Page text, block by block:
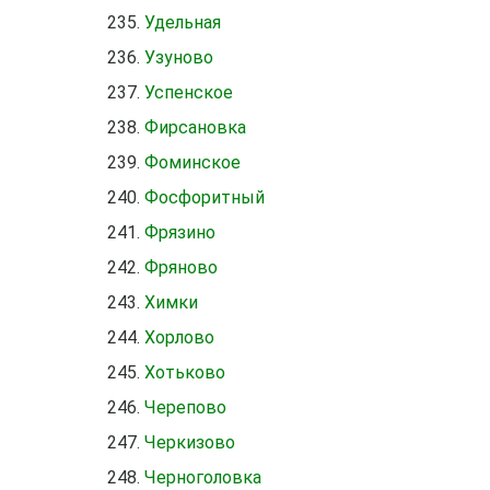
Удельная
Узуново
Успенское
Фирсановка
Фоминское
Фосфоритный
Фрязино
Фряново
Химки
Хорлово
Хотьково
Черепово
Черкизово
Черноголовка